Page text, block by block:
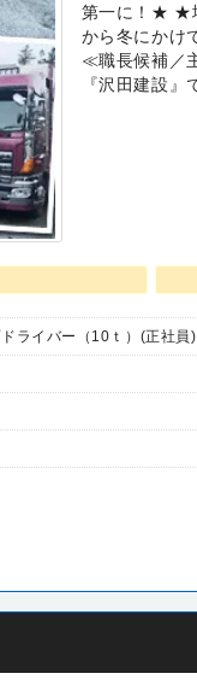
第一に！★ ★
から冬にかけ
≪職長候補／
『沢田建設
ライバー（10ｔ）(正社員)